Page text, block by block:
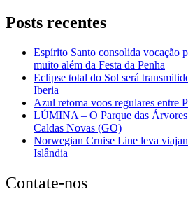
Posts recentes
Espírito Santo consolida vocação
muito além da Festa da Penha
Eclipse total do Sol será
Iberia
Azul retoma voos regulares entre
LÚMINA – O Parque das Árvores
Caldas Novas (GO)
Norwegian Cruise Line leva
Islândia
Contate-nos